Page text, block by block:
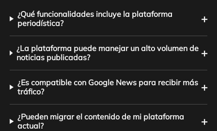
¿Qué funcionalidades incluye la plataforma
periodística?
+
¿La plataforma puede manejar un alto volumen de
noticias publicadas?
+
¿Es compatible con Google News para recibir más
tráfico?
+
¿Pueden migrar el contenido de mi plataforma
actual?
+